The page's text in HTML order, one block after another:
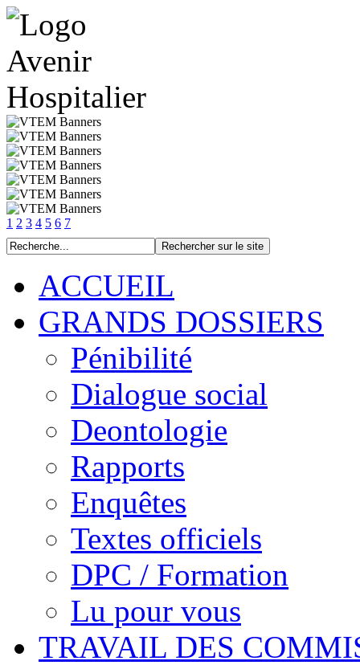
1 2 3 4 5 6 7
ACCUEIL
GRANDS DOSSIERS
Pénibilité
Dialogue social
Deontologie
Rapports
Enquêtes
Textes officiels
DPC / Formation
Lu pour vous
TRAVAIL DES